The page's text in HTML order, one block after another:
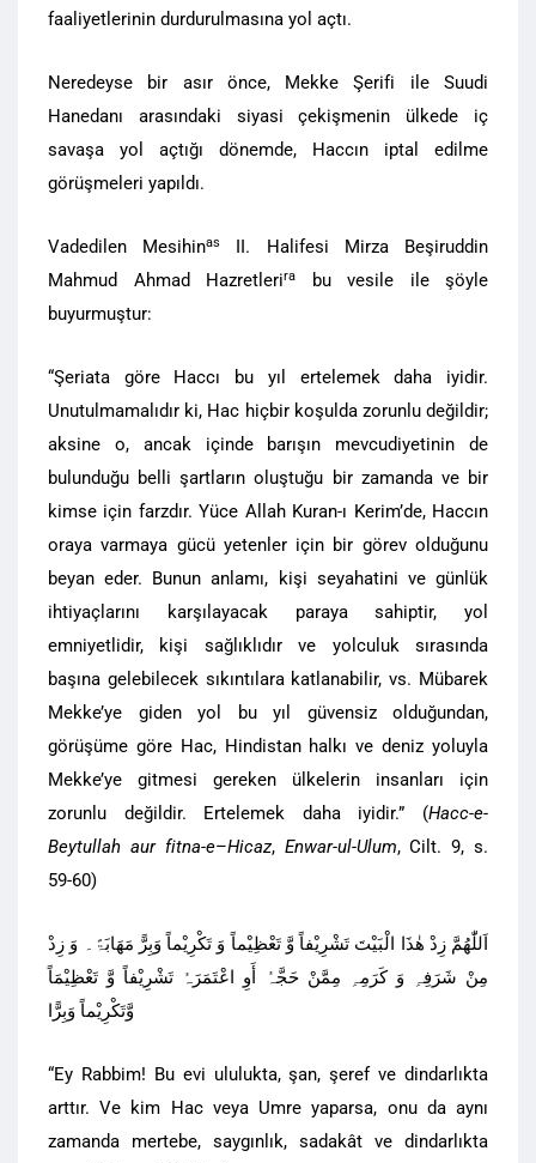
faaliyetlerinin durdurulmasına yol açtı.
Neredeyse bir asır önce, Mekke Şerifi ile Suudi
Hanedanı arasındaki siyasi çekişmenin ülkede iç
savaşa yol açtığı dönemde, Haccın iptal edilme
görüşmeleri yapıldı.
Vadedilen Mesihinas
II. Halifesi Mirza Beşiruddin
Mahmud Ahmad Hazretlerira
bu vesile ile şöyle
buyurmuştur:
“Şeriata göre Haccı bu yıl ertelemek daha iyidir.
Unutulmamalıdır ki, Hac hiçbir koşulda zorunlu değildir;
aksine o, ancak içinde barışın mevcudiyetinin de
bulunduğu belli şartların oluştuğu bir zamanda ve bir
kimse için farzdır. Yüce Allah Kuran-ı Kerim’de, Haccın
oraya varmaya gücü yetenler için bir görev olduğunu
beyan eder. Bunun anlamı, kişi seyahatini ve günlük
ihtiyaçlarını karşılayacak paraya sahiptir, yol
emniyetlidir, kişi sağlıklıdır ve yolculuk sırasında
başına gelebilecek sıkıntılara katlanabilir, vs. Mübarek
Mekke’ye giden yol bu yıl güvensiz olduğundan,
görüşüme göre Hac, Hindistan halkı ve deniz yoluyla
Mekke’ye gitmesi gereken ülkelerin insanları için
zorunlu değildir. Ertelemek daha iyidir.” (Hacc-e-
Beytullah aur fitna-e–Hicaz, Enwar-ul-Ulum, Cilt. 9, s.
59-60)
اَللّٰھُمَّ زِدْ ھٰذَا الْبَیْتَ تَشْرِیْفاً وَّ تَعْظِیْماً وَ تَکْرِیْماً وَبِرًّ مَھَابَۃً۔ وَ زِدْ
مِنْ شَرَفِہِ وَ کَرَمِہِ مِمَّنْ حَجَّہُ أَوِ اعْتَمَرَہُ تَشْرِیْفاً وَّ تَعْظِیْمَاً
وَّتَکْرِیْماً وَبِرًّا
“Ey Rabbim! Bu evi ululukta, şan, şeref ve dindarlıkta
arttır. Ve kim Hac veya Umre yaparsa, onu da aynı
zamanda mertebe, saygınlık, sadakât ve dindarlıkta